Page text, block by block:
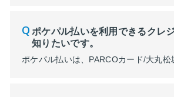
ポケパル払いを利用できるクレ
知りたいです。